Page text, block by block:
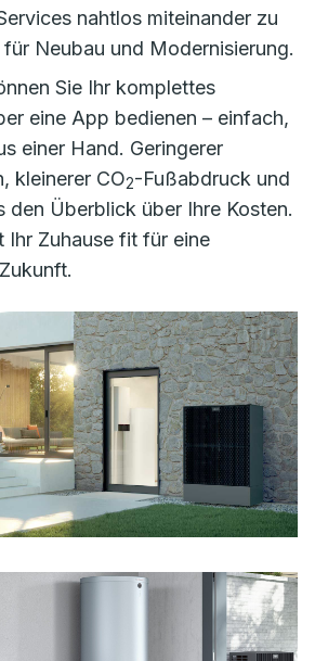
nahtlos miteinander zu
Neubau und Modernisierung.
Sie Ihr komplettes
eine App bedienen – einfach,
einer Hand. Geringerer
kleinerer CO2-Fußabdruck und
den Überblick über Ihre Kosten.
Ihr Zuhause fit für eine